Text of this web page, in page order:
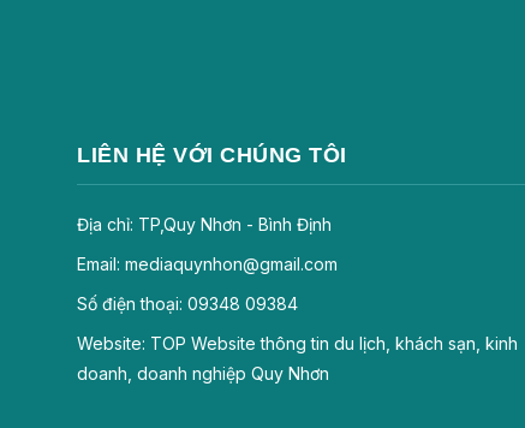
LIÊN HỆ VỚI CHÚNG TÔI
Địa chỉ: TP,Quy Nhơn - Bình Định
Email: mediaquynhon@gmail.com
Số điện thoại: 09348 09384
Website: TOP Website thông tin du lịch, khách sạn, kinh
doanh, doanh nghiệp Quy Nhơn